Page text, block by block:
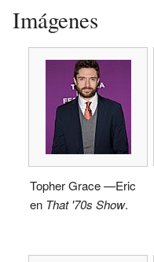
Imágenes
Topher Grace —Eric
en That '70s Show.